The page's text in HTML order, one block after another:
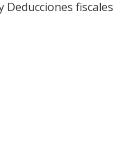
Deducciones fiscales